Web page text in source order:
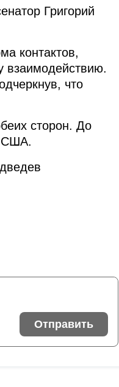
Григорий
контактов,
взаимодействию.
что
сторон. До
США.
Отправить